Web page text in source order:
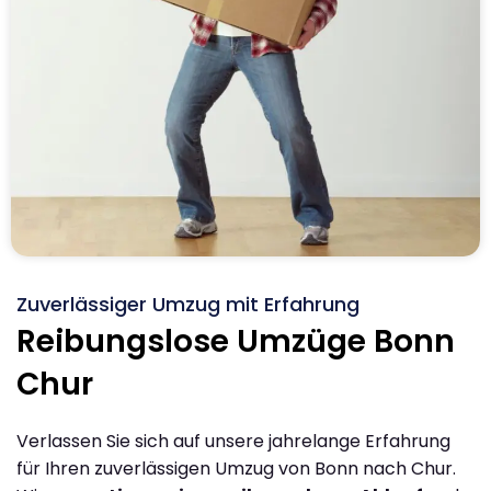
Zuverlässiger Umzug mit Erfahrung
Reibungslose Umzüge Bonn
Chur
Verlassen Sie sich auf unsere jahrelange Erfahrung
für Ihren zuverlässigen Umzug von Bonn nach Chur.